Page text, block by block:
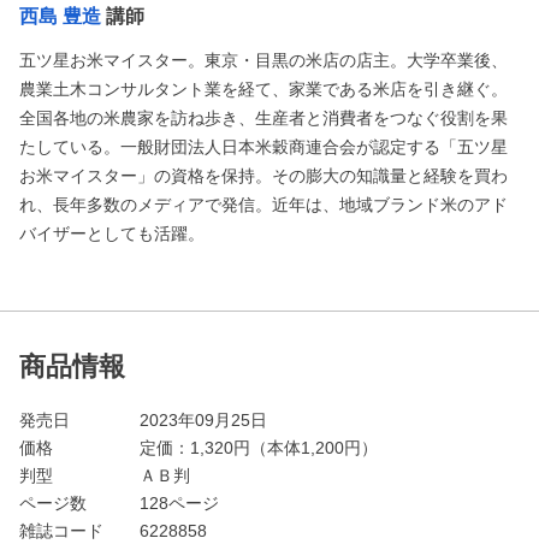
西島 豊造 講師
五ツ星お米マイスター。東京・目黒の米店の店主。大学卒業後、
農業土木コンサルタント業を経て、家業である米店を引き継ぐ。
全国各地の米農家を訪ね歩き、生産者と消費者をつなぐ役割を果
たしている。一般財団法人日本米穀商連合会が認定する「五ツ星
お米マイスター」の資格を保持。その膨大の知識量と経験を買わ
れ、長年多数のメディアで発信。近年は、地域ブランド米のアド
バイザーとしても活躍。
商品情報
発売日
2023年09月25日
価格
定価： 1,320円（本体1,200円）
判型
ＡＢ判
ページ数
128ページ
雑誌コード
6228858